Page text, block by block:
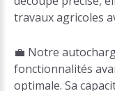
travaux agricoles
💼 Notre
fonctionnalités
optimale. Sa